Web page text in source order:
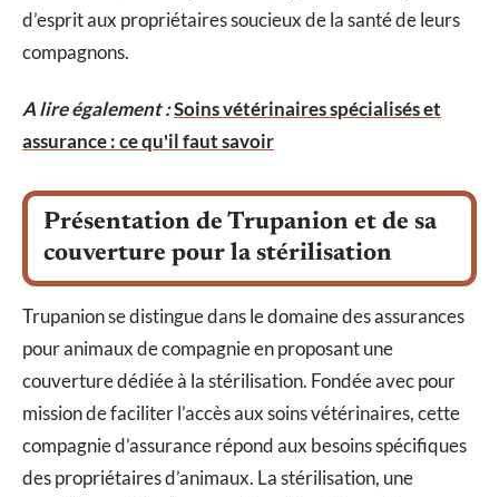
d’esprit aux propriétaires soucieux de la santé de leurs
compagnons.
A lire également :Soins vétérinaires spécialisés et
assurance : ce qu'il faut savoir
Présentation de Trupanion et de sa
couverture pour la stérilisation
Trupanion se distingue dans le domaine des assurances
pour animaux de compagnie en proposant une
couverture dédiée à la stérilisation. Fondée avec pour
mission de faciliter l’accès aux soins vétérinaires, cette
compagnie d’assurance répond aux besoins spécifiques
des propriétaires d’animaux. La stérilisation, une